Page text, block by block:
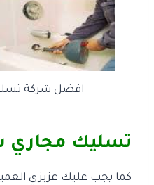
افضل شركة
تسليك مجاري
كما يجب عليك عزيزي